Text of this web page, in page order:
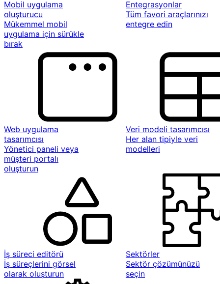
Mobil uygulama
oluşturucu
Mükemmel mobil
uygulama için sürükle
bırak
Entegrasyonlar
Tüm favori araçlarınızı
entegre edin
Web uygulama
tasarımcısı
Yönetici paneli veya
müşteri portalı
oluşturun
Veri modeli tasarımcısı
Her alan tipiyle veri
modelleri
İş süreci editörü
İş süreçlerini görsel
olarak oluşturun
Sektörler
Sektör çözümünüzü
seçin